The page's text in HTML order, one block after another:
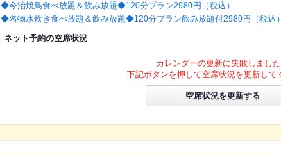
◆今治焼鳥食べ放題＆飲み放題◆120分プラン2980円（税込）
◆名物水炊き食べ放題＆飲み放題◆120分プラン飲み放題付2980円（税込）
ネット予約の空席状況
カレンダーの更新に失敗しました
下記ボタンを押して空席状況を更新して
空席状況を更新する